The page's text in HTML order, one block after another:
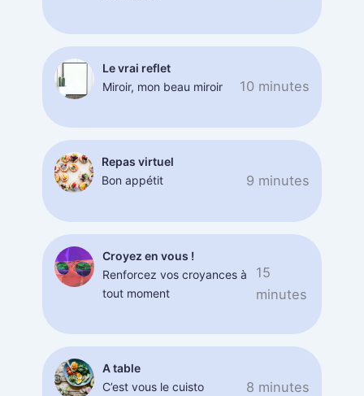
Le vrai reflet
Miroir, mon beau miroir
10 minutes
Repas virtuel
Bon appétit
9 minutes
Croyez en vous !
Renforcez vos croyances à
tout moment
15
minutes
A table
C’est vous le cuisto
8 minutes